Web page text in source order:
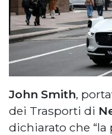
John Smith,
dei Trasporti di
dichiarato che